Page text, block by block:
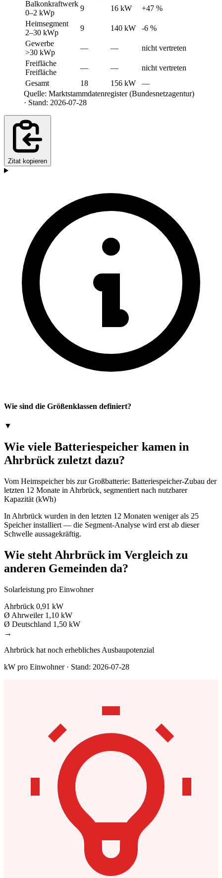
Balkonkraftwerk
0–2 kWp
9 16 kW
+47 %
Heimsegment
2–30 kWp
9 140 kW
-6 %
Gewerbe
>30 kWp
— —
nicht vertreten
Freifläche
Freifläche
— —
nicht vertreten
Gesamt
18 156 kW
—
Quelle: Marktstammdatenregister (Bundesnetzagentur)
· Stand: 2026-07-28
Zitat kopieren
Wie sind die Größenklassen definiert?
▼
Wie viele Batteriespeicher kamen in
Ahrbrück zuletzt dazu?
Vom Heimspeicher bis zur Großbatterie: Batteriespeicher-Zubau der
letzten 12 Monate in Ahrbrück, segmentiert nach nutzbarer
Kapazität (kWh)
In Ahrbrück wurden in den letzten 12 Monaten weniger als 25
Speicher installiert — die Segment-Analyse wird erst ab dieser
Schwelle aussagekräftig.
Wie steht Ahrbrück im Vergleich zu
anderen Gemeinden da?
Solarleistung pro Einwohner
Ahrbrück 0,91 kW
Ø Ahrweiler 1,10 kW
Ø Deutschland 1,50 kW
→
Ahrbrück hat noch erhebliches Ausbaupotenzial
kW pro Einwohner · Stand: 2026-07-28